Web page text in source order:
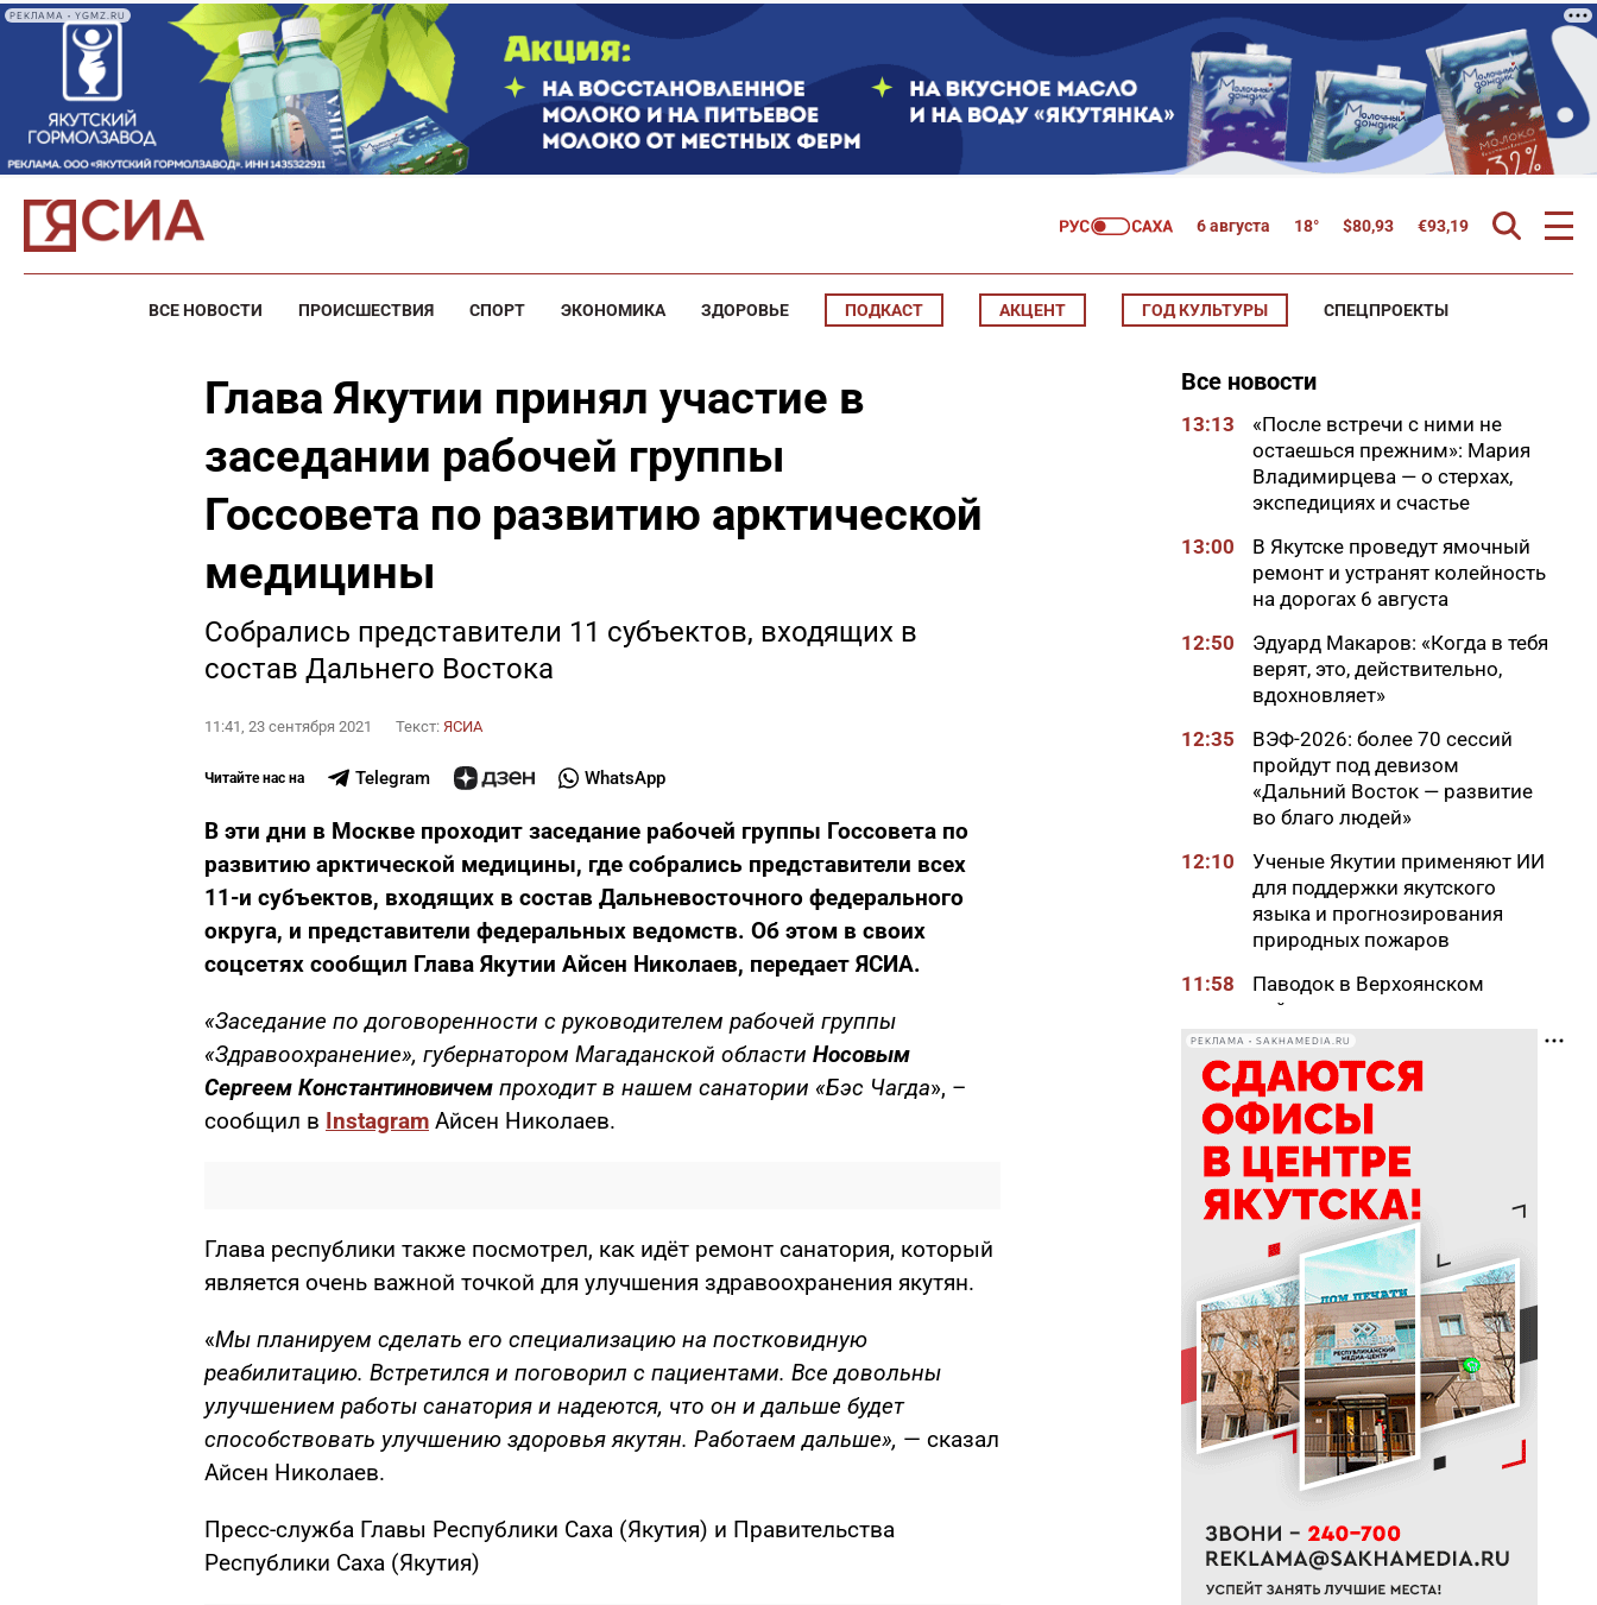
РЕКЛАМА • YGMZ.RU
6 августа 18° $80,93 €93,19
ВСЕ НОВОСТИ ПРОИСШЕСТВИЯ СПОРТ ЭКОНОМИКА ЗДОРОВЬЕ ПОДКАСТ АКЦЕНТ ГОД КУЛЬТУРЫ СПЕЦПРОЕКТЫ
Глава Якутии принял участие в
заседании рабочей группы
Госсовета по развитию арктической
медицины
Собрались представители 11 субъектов, входящих в
состав Дальнего Востока
11:41, 23 сентября 2021 Текст: ЯСИА
Читайте нас на Telegram WhatsApp
В эти дни в Москве проходит заседание рабочей группы Госсовета по
развитию арктической медицины, где собрались представители всех
11-и субъектов, входящих в состав Дальневосточного федерального
округа, и представители федеральных ведомств. Об этом в своих
соцсетях сообщил Глава Якутии Айсен Николаев, передает ЯСИА.
«Заседание по договоренности с руководителем рабочей группы
«Здравоохранение», губернатором Магаданской области Носовым
Сергеем Константиновичем проходит в нашем санатории «Бэс Чагда», –
сообщил в Instagram Айсен Николаев.
Глава республики также посмотрел, как идёт ремонт санатория, который
является очень важной точкой для улучшения здравоохранения якутян.
«Мы планируем сделать его специализацию на постковидную
реабилитацию. Встретился и поговорил с пациентами. Все довольны
улучшением работы санатория и надеются, что он и дальше будет
способствовать улучшению здоровья якутян. Работаем дальше», — сказал
Айсен Николаев.
Пресс-служба Главы Республики Саха (Якутия) и Правительства
Республики Саха (Якутия)
Все новости
13:13
«После встречи с ними не
остаешься прежним»: Мария
Владимирцева — о стерхах,
экспедициях и счастье
13:00
В Якутске проведут ямочный
ремонт и устранят колейность
на дорогах 6 августа
12:50
Эдуард Макаров: «Когда в тебя
верят, это, действительно,
вдохновляет»
12:35
ВЭФ-2026: более 70 сессий
пройдут под девизом
«Дальний Восток — развитие
во благо людей»
12:10
Ученые Якутии применяют ИИ
для поддержки якутского
языка и прогнозирования
природных пожаров
11:58
Паводок в Верхоянском
районе: вода ушла, идет
подсчет ущерба
11:41
В зону СВО из Якутии с начала
года направлено более 100
единиц техники
11:39
В Южной Якутии увеличили
суточные лимиты отпуска
В Алданском районе
раскрыли кражу
инструментов из гаража
11:14
₽ «Философия комфорта»: как
ЖК «Ленские высоты» создаст
новый уровень жизни в
Якутске
Названы районы Якутии, где
летом
11:01
Россиянам назвали факторы,
РЕКЛАМА • SAKHAMEDIA.RU